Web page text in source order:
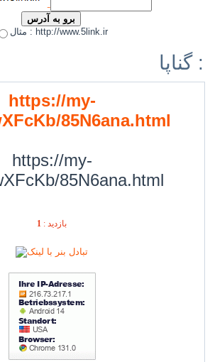
مثال : http://www.5link.ir
گناپا :
https://my-
85N6ana.html
https://my-
85N6ana.html
بازديد : 1